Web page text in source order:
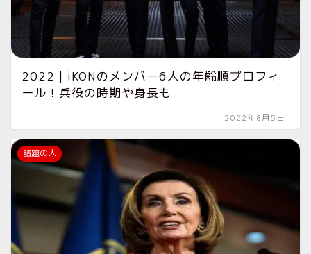
2022｜iKONのメンバー6人の年齢順プロフィ
ール！兵役の時期や身長も
2022年8月5日
話題の人